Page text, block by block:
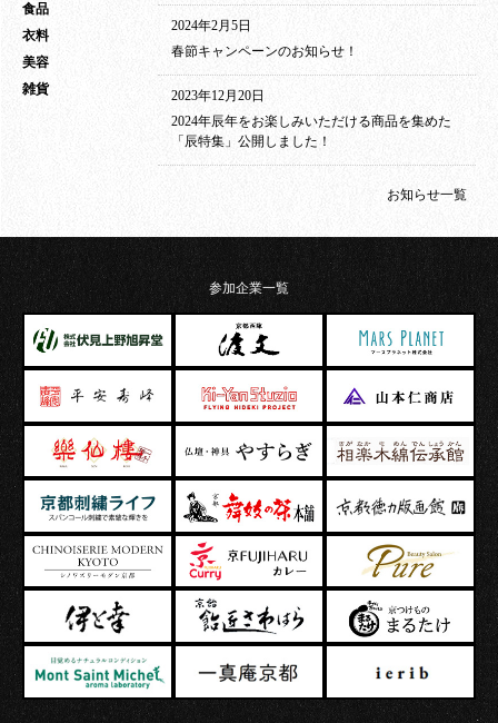
食品
衣料
美容
雑貨
2024年2月5日
春節キャンペーンのお知らせ！
2023年12月20日
2024年辰年をお楽しみいただける商品を集めた
「辰特集」公開しました！
お知らせ一覧
参加企業一覧